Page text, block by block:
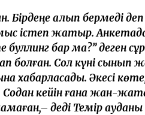
Бірдеңе алып бермеді
істеп жатыр.
бар ма?” деген
болған. Сол күні сынып
хабарласады. Әкесі
Содан кейін ғана жан-
деді Темір ауданы